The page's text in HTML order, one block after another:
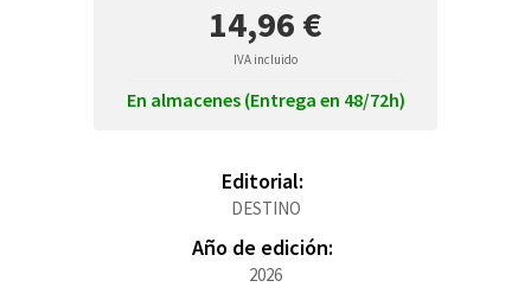
14,96 €
IVA incluido
En almacenes (Entrega en 48/72h)
Editorial:
DESTINO
Año de edición:
2026